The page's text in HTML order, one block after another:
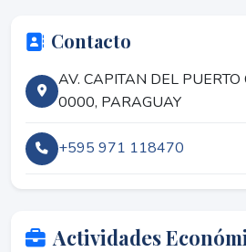
Contacto
AV. CAPITAN DEL
0000, PARAGUAY
+595 971 118470
Actividades